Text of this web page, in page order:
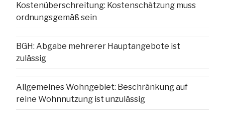
Kostenüberschreitung: Kostenschätzung muss
ordnungsgemäß sein
BGH: Abgabe mehrerer Hauptangebote ist
zulässig
Allgemeines Wohngebiet: Beschränkung auf
reine Wohnnutzung ist unzulässig